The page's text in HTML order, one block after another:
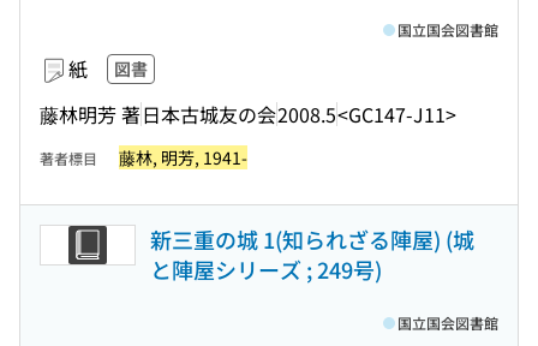
紙 図書
藤林明芳 著日本古城友の会2008.5<GC147-J11>
国立国会図書館
著者標目 藤林, 明芳, 1941-
新三重の城 1(知られざる陣屋) (城
と陣屋シリーズ ; 249号)
国立国会図書館